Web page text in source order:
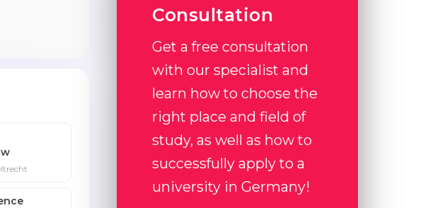
Consultation
Get a free consultation
with our specialist and
learn how to choose the
right place and field of
study, as well as how to
successfully apply to a
university in Germany!